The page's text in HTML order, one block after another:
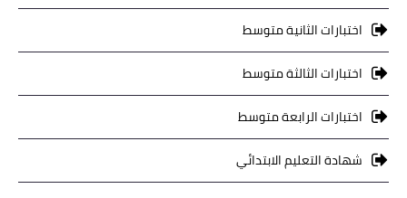
اختبارات الثانية متوسط
اختبارات الثالثة متوسط
اختبارات الرابعة متوسط
شهادة التعليم الابتدائي